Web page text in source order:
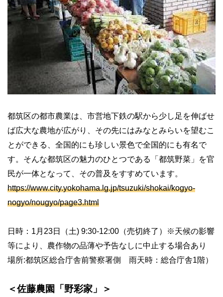
都筑区の都市農業は、市営地下鉄の駅から少し足を伸ばせ
ば広大な農地が広がり、その先にはみなとみらいを望むこ
とができる、全国的にも珍しい景色で全国的にも有名で
す。そんな都筑区の魅力のひとつである「都筑野菜」を官
民が一体となって、その普及をすすめています。
https://www.city.yokohama.lg.jp/tsuzuki/shokai/kogyo-
nogyo/nougyo/page3.html
日時： 1 月 23日（土) 9:30-12:00 （売切終了）※天候の影響
等により、農作物の品薄や予告なしに中止する場合あり
場所:都筑区総合庁舎前警察署側 雨天時：総合庁舎1階）
＜佐藤農園「野彩家」＞